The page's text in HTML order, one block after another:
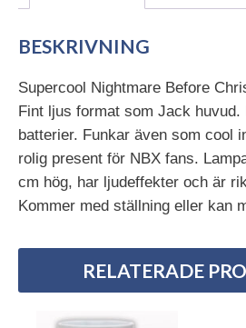
BESKRIVNING
Supercool Nightmare Before
Fint ljus format som Jack huvud.
batterier. Funkar även som cool
rolig present för NBX fans.
cm hög, har ljudeffekter och är
Kommer med ställning eller kan
RELATERADE